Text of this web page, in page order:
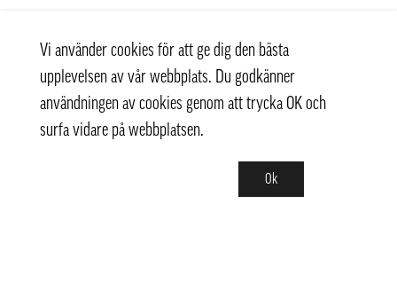
Vi använder cookies för att ge dig den bästa
upplevelsen av vår webbplats. Du godkänner
användningen av cookies genom att trycka OK och
surfa vidare på webbplatsen.
Ok